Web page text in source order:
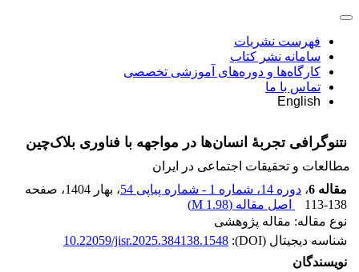
فهرست نشریات
سامانه نشر کتاب
کارگاه‌ها و دوره‌های آموزشی تخصصی
تماس با ما
English
نتنوگرافی تجربۀ انسان‌ها در مواجهه با فناوری بلاک‌چین
مطالعات و تحقیقات اجتماعی در ایران
مقاله 6
، دوره 14، شماره 1 - شماره پیاپی 54 ، بهار 1404
، صفحه
113-138
اصل مقاله (1.98 M
)
نوع مقاله: مقاله پژوهشی
شناسه دیجیتال (DOI):
10.22059/jisr.2025.384138.1548
نویسندگان